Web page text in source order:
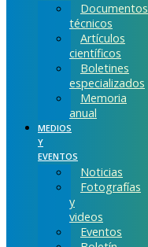
Documentos
técnicos
Artículos
científicos
Boletines
especializados
Memoria
anual
MEDIOS
Y
EVENTOS
Noticias
Fotografías
y
videos
Eventos